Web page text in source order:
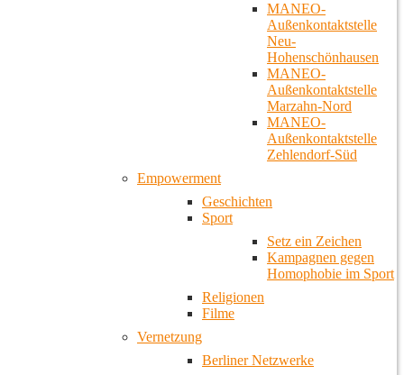
MANEO-
Außenkontaktstelle
Neu-
Hohenschönhausen
MANEO-
Außenkontaktstelle
Marzahn-Nord
MANEO-
Außenkontaktstelle
Zehlendorf-Süd
Empowerment
Geschichten
Sport
Setz ein Zeichen
Kampagnen gegen
Homophobie im Sport
Religionen
Filme
Vernetzung
Berliner Netzwerke